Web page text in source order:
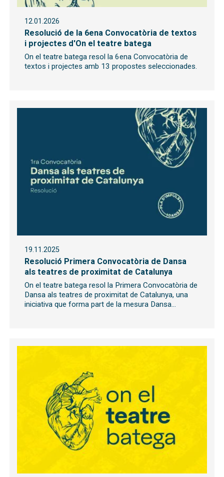
12.01.2026
Resolució de la 6ena Convocatòria de textos
i projectes d'On el teatre batega
On el teatre batega resol la 6ena Convocatòria de
textos i projectes amb 13 propostes seleccionades.
19.11.2025
Resolució Primera Convocatòria de Dansa
als teatres de proximitat de Catalunya
On el teatre batega resol la Primera Convocatòria de
Dansa als teatres de proximitat de Catalunya, una
iniciativa que forma part de la mesura Dansa...